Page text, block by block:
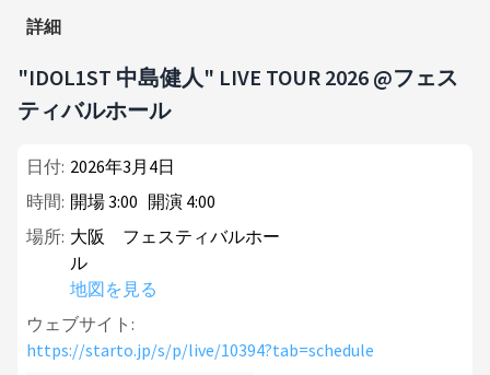
詳細
"IDOL1ST 中島健人" LIVE TOUR 2026 @フェス
ティバルホール
日付: 2026年3月4日
時間: 開場3:00 開演 4:00
場所: 大阪 フェスティバルホー
ル
地図を見る
ウェブサイト:
https://starto.jp/s/p/live/10394?tab=schedule